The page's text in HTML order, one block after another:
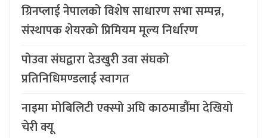
ग्रिनप्लाई नेपालको विशेष साधारण सभा सम्पन्न,
संस्थापक शेयरको प्रिमियम मूल्य निर्धारण
पोउवा संघद्वारा देउखुरी उवा संघको
प्रतिनिधिमण्डलाई स्वागत
नाइमा मोबिलिटी एक्स्पो अघि काठमाडौंमा देखियो
चेरी क्यू